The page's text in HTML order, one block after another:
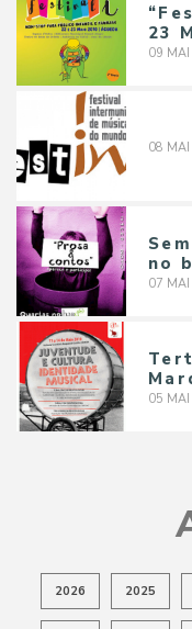
23
09 MAI
08 MAI
no
07 MAI
05 MAI
2026 2025